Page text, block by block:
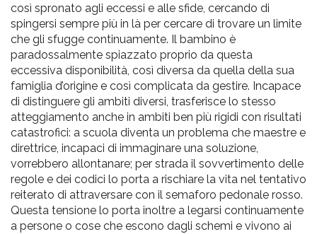
così spronato agli eccessi e alle sfide, cercando di
spingersi sempre più in là per cercare di trovare un limite
che gli sfugge continuamente. Il bambino è
paradossalmente spiazzato proprio da questa
eccessiva disponibilità, così diversa da quella della sua
famiglia d’origine e così complicata da gestire. Incapace
di distinguere gli ambiti diversi, trasferisce lo stesso
atteggiamento anche in ambiti ben più rigidi con risultati
catastrofici: a scuola diventa un problema che maestre e
direttrice, incapaci di immaginare una soluzione,
vorrebbero allontanare; per strada il sovvertimento delle
regole e dei codici lo porta a rischiare la vita nel tentativo
reiterato di attraversare con il semaforo pedonale rosso.
Questa tensione lo porta inoltre a legarsi continuamente
a persone o cose che escono dagli schemi e vivono ai